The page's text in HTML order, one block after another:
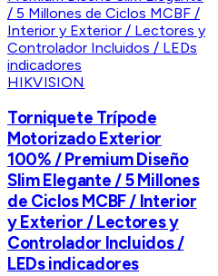
HIKVISION
Torniquete Trípode
Motorizado Exterior
100% / Premium Diseño
Slim Elegante / 5 Millones
de Ciclos MCBF / Interior
y Exterior / Lectores y
Controlador Incluidos /
LEDs indicadores